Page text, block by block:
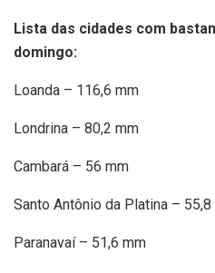
Lista das cidades com
domingo:
Loanda – 116,6 mm
Londrina – 80,2 mm
Cambará – 56 mm
Santo Antônio da Platina – 55,8
Paranavaí – 51,6 mm